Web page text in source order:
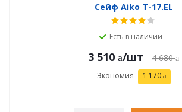
Сейф Aiko T-17.EL
Есть в наличии
3 510 /шт 4 680
Экономия 1 170